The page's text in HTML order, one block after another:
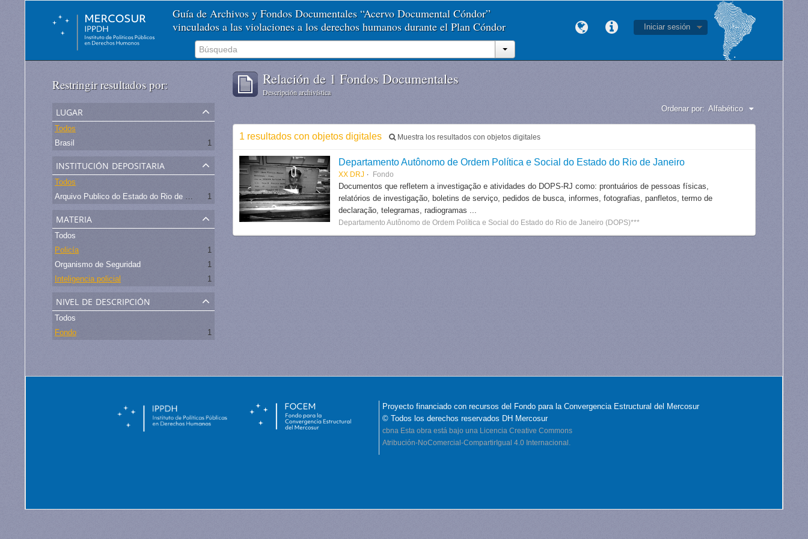
Guía de Archivos y Fondos Documentales “Acervo Documental Cóndor”
vinculados a las violaciones a los derechos humanos durante el Plan Cóndor
Iniciar sesión
Restringir resultados por:
lugar
Todos
Brasil
1
institución depositaria
Todos
Arquivo Publico do Estado do Rio de Janeiro -
1
materia
Todos
Policía
1
Organismo de Seguridad
1
Inteligencia policial
1
nivel de descripción
Todos
Fondo
1
Relación de 1 Fondos Documentales
Descripción archivística
Ordenar por: Alfabético
1 resultados con objetos digitales Muestra los resultados con objetos digitales
Departamento Autônomo de Ordem Política e Social do Estado do Rio de Janeiro
XX DRJ Fondo
Documentos que refletem a investigação e atividades do DOPS-RJ como: prontuários de pessoas físicas,
relatórios de investigação, boletins de serviço, pedidos de busca, informes, fotografias, panfletos, termo de
declaração, telegramas, radiogramas ...
Departamento Autônomo de Ordem Política e Social do Estado do Rio de Janeiro (DOPS)***
Proyecto financiado con recursos del Fondo para la Convergencia Estructural del Mercosur
© Todos los derechos reservados DH Mercosur
cbna Esta obra está bajo una Licencia Creative Commons
Atribución-NoComercial-CompartirIgual 4.0 Internacional.